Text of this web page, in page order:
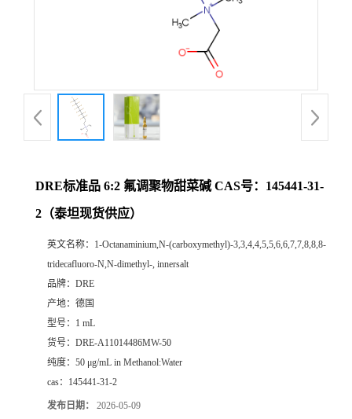
DRE标准品 6:2 氟调聚物甜菜碱 CAS号：145441-31-
2（泰坦现货供应）
英文名称： 1-Octanaminium,N-(carboxymethyl)-3,3,4,4,5,5,6,6,7,7,8,8,8-
tridecafluoro-N,N-dimethyl-, innersalt
品牌： DRE
产地： 德国
型号： 1 mL
货号： DRE-A11014486MW-50
纯度： 50 μg/mL in Methanol:Water
cas： 145441-31-2
发布日期： 2026-05-09